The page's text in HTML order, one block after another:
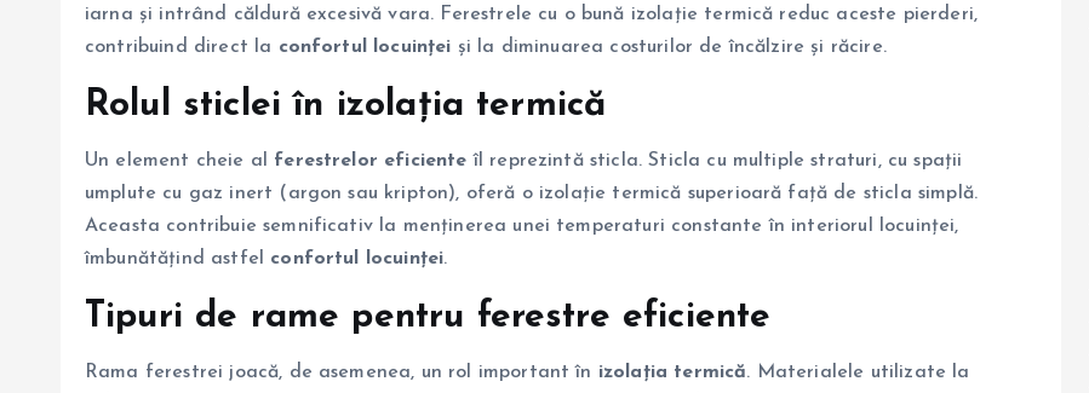
iarna și intrând căldură excesivă vara. Ferestrele cu o bună izolație termică reduc aceste pierderi,
contribuind direct la confortul locuinței și la diminuarea costurilor de încălzire și răcire.
Rolul sticlei în izolația termică
Un element cheie al ferestrelor eficiente îl reprezintă sticla. Sticla cu multiple straturi, cu spații
umplute cu gaz inert (argon sau kripton), oferă o izolație termică superioară față de sticla simplă.
Aceasta contribuie semnificativ la menținerea unei temperaturi constante în interiorul locuinței,
îmbunătățind astfel confortul locuinței.
Tipuri de rame pentru ferestre eficiente
Rama ferestrei joacă, de asemenea, un rol important în izolația termică. Materialele utilizate la